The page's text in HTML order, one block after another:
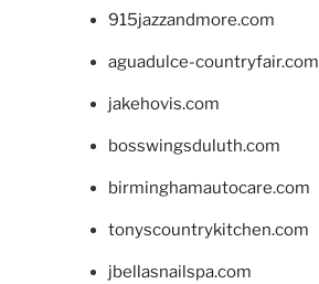
915jazzandmore.com
aguadulce-countryfair.com
jakehovis.com
bosswingsduluth.com
birminghamautocare.com
tonyscountrykitchen.com
jbellasnailspa.com